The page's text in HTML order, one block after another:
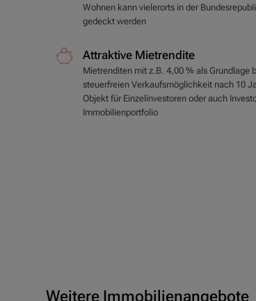
Wohnen kann vielerorts in der
gedeckt werden
Attraktive Mietrendite
Mietrenditen mit z.B. 4,00 % als Grundlage
steuerfreien Verkaufsmöglichkeit nach 10
Objekt für Einzelinvestoren oder auch
Immobilienportfolio
Weitere Immobilienangebote